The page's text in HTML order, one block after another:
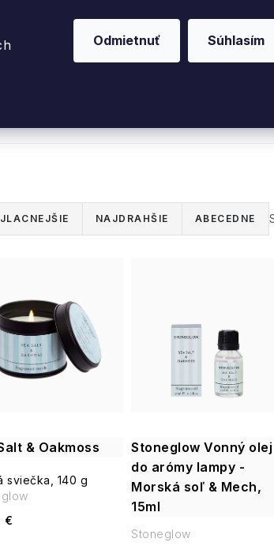
Odmietnuť Súhlasím
NAJDRAHŠIE ABECEDNE
& Oakmoss
sviečka, 140 g
€
Stoneglow Vonný olej
do arómy lampy -
Morská soľ & Mech,
15ml
Stoneglow